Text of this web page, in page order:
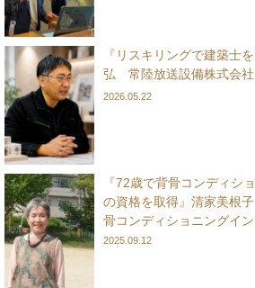
『リスキリングで建築士
弘 常陸放送設備株式会社
2026.05.22
『72歳で背骨コンディシ
の資格を取得』清家美根
骨コンディショニングイ
2025.09.12